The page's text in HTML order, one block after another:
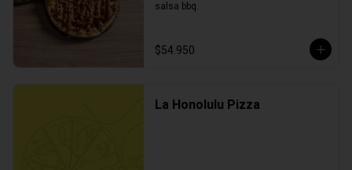
salsa bbq.
$54.950
La Honolulu Pizza